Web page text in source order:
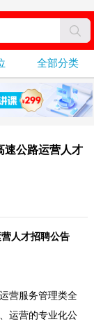
全部分类
速公路运营人才
人才招聘公告
营服务管理类全
运营的专业化公